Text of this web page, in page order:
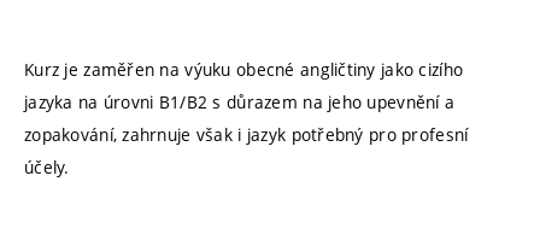
Kurz je zaměřen na výuku obecné angličtiny jako cizího
jazyka na úrovni B1/B2 s důrazem na jeho upevnění a
zopakování, zahrnuje však i jazyk potřebný pro profesní
účely.